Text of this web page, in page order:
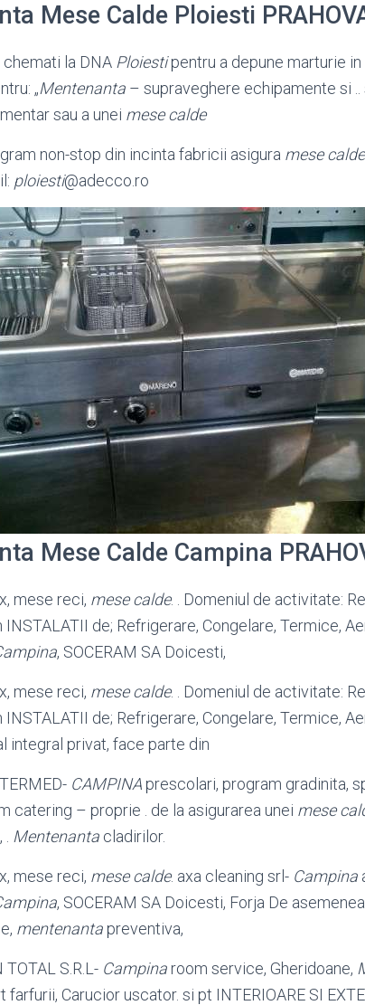
Mese Calde Ploiesti
la DNA Ploiestipentru a depune marturie
„Mentenanta – supraveghere echipamente si
sau a unei mese calde
non-stop din incinta fabricii asigura mese calde
ploiesti@adecco.ro
Mese Calde Campina
mese reci, mese calde. . Domeniul de activitate:
INSTALATII de; Refrigerare, Congelare, Termice,
, SOCERAM SA Doicesti,
mese reci, mese calde. . Domeniul de activitate:
INSTALATII de; Refrigerare, Congelare, Termice,
integral privat, face parte din
CAMPINA prescolari, program gradinita,
catering – proprie . de la asigurarea unei mese
Mentenanta cladirilor.
mese reci, mese calde. axa cleaning srl- Campina
, SOCERAM SA Doicesti, Forja De
mentenanta preventiva,
TOTAL S.R.L- Campina room service, Gheridoane,
farfurii, Carucior uscator. si pt INTERIOARE SI